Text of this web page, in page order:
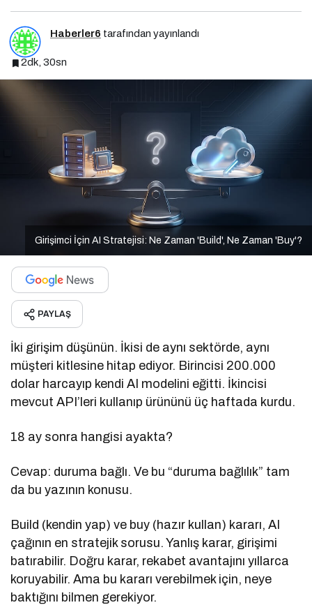
Haberler6 tarafından yayınlandı
2dk, 30sn
Girişimci İçin AI Stratejisi: Ne Zaman 'Build', Ne Zaman 'Buy'?
PAYLAŞ
İki girişim düşünün. İkisi de aynı sektörde, aynı
müşteri kitlesine hitap ediyor. Birincisi 200.000
dolar harcayıp kendi AI modelini eğitti. İkincisi
mevcut API’leri kullanıp ürününü üç haftada kurdu.
18 ay sonra hangisi ayakta?
Cevap: duruma bağlı. Ve bu “duruma bağlılık” tam
da bu yazının konusu.
Build (kendin yap) ve buy (hazır kullan) kararı, AI
çağının en stratejik sorusu. Yanlış karar, girişimi
batırabilir. Doğru karar, rekabet avantajını yıllarca
koruyabilir. Ama bu kararı verebilmek için, neye
baktığını bilmen gerekiyor.